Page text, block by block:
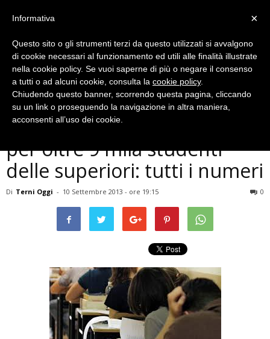
Cronaca
Terni, inizia anno scolastico
per oltre 9 mila studenti
delle superiori: tutti i numeri
Di Terni Oggi - 10 Settembre 2013 - ore 19:15 0
×
Informativa
Questo sito o gli strumenti terzi da questo utilizzati si avvalgono
di cookie necessari al funzionamento ed utili alle finalità illustrate
nella cookie policy. Se vuoi saperne di più o negare il consenso
a tutti o ad alcuni cookie, consulta la cookie policy.
Chiudendo questo banner, scorrendo questa pagina, cliccando
su un link o proseguendo la navigazione in altra maniera,
acconsenti all’uso dei cookie.